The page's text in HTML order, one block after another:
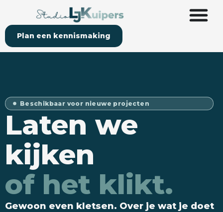
Plan een kennismaking
Beschikbaar voor nieuwe projecten
Laten we
kijken
of het klikt.
Gewoon even kletsen. Over je wat je doet